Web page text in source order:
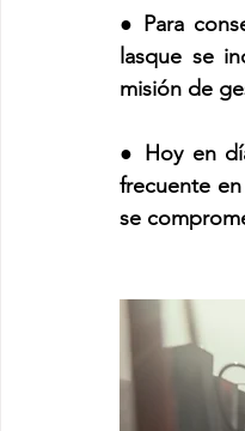
● Para
lasque se
misión de
● Hoy en
frecuente
se